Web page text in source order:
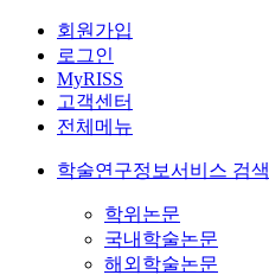
회원가입
로그인
MyRISS
고객센터
전체메뉴
학술연구정보서비스 검색
학위논문
국내학술논문
해외학술논문